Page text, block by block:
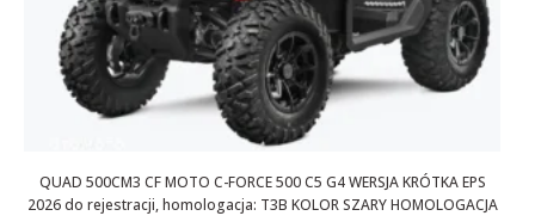
QUAD 500CM3 CF MOTO C-FORCE 500 C5 G4 WERSJA KRÓTKA EPS
2026 do rejestracji, homologacja: T3B KOLOR SZARY HOMOLOGACJA